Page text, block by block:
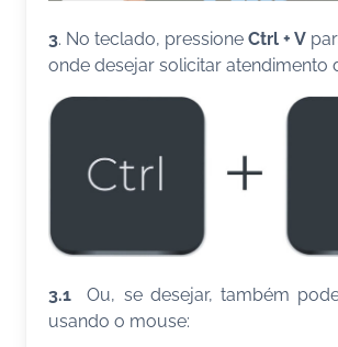
3. No teclado, pressione Ctrl + V
onde desejar solicitar atendimento
3.1 Ou, se desejar, também
usando o mouse: